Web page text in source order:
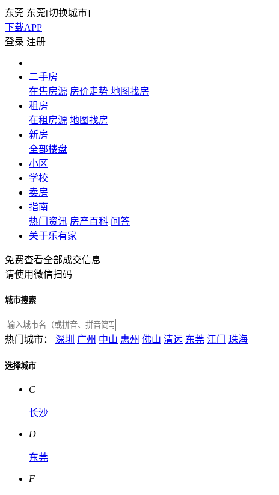
东莞 东莞[切换城市]
下载APP
登录 注册
二手房
在售房源 房价走势 地图找房
租房
在租房源 地图找房
新房
全部楼盘
小区
学校
卖房
指南
热门资讯 房产百科 问答
关于乐有家
免费查看全部成交信息
请使用微信扫码
城市搜索
热门城市： 深圳 广州 中山 惠州 佛山 清远 东莞 江门 珠海
选择城市
C
长沙
D
东莞
F